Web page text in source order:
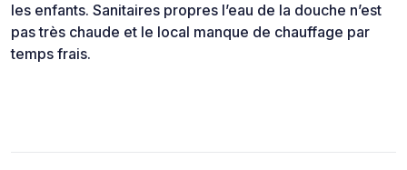
les enfants. Sanitaires propres l’eau de la douche n’est
pas très chaude et le local manque de chauffage par
temps frais.